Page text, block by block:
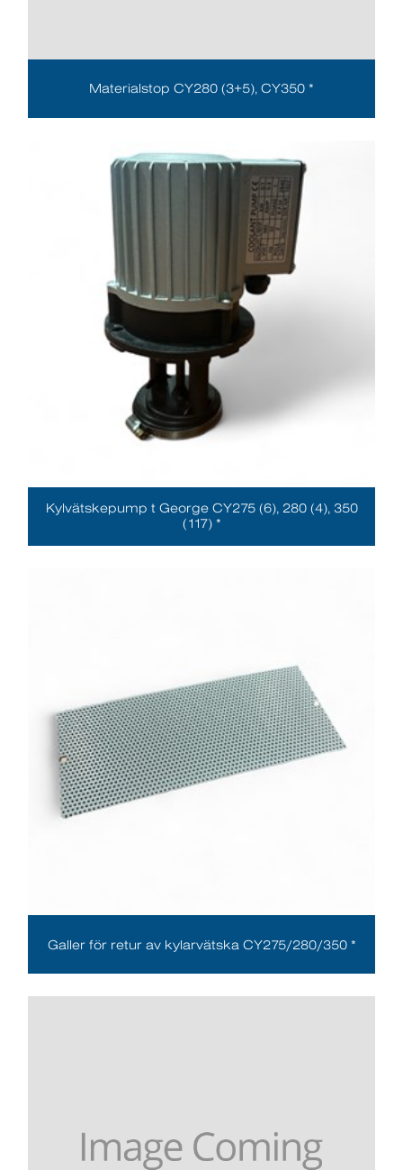
Materialstop CY280 (3+5), CY350 *
Kylvätskepump t George CY275 (6), 280 (4), 350
(117) *
Galler för retur av kylarvätska CY275/280/350 *